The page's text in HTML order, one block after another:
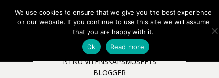
MENY EN NB
NTNU VITENSKAPSMUSEETS
BLOGGER
We use cookies to ensure that we give you the best experience
on our website. If you continue to use this site we will assume
that you are happy with it.
Ok
Read more